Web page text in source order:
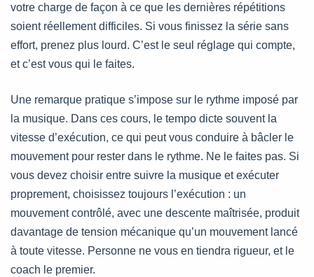
votre charge de façon à ce que les dernières répétitions
soient réellement difficiles. Si vous finissez la série sans
effort, prenez plus lourd. C’est le seul réglage qui compte,
et c’est vous qui le faites.
Une remarque pratique s’impose sur le rythme imposé par
la musique. Dans ces cours, le tempo dicte souvent la
vitesse d’exécution, ce qui peut vous conduire à bâcler le
mouvement pour rester dans le rythme. Ne le faites pas. Si
vous devez choisir entre suivre la musique et exécuter
proprement, choisissez toujours l’exécution : un
mouvement contrôlé, avec une descente maîtrisée, produit
davantage de tension mécanique qu’un mouvement lancé
à toute vitesse. Personne ne vous en tiendra rigueur, et le
coach le premier.